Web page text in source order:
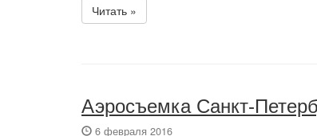
Читать »
Аэросъемка Санкт-
6 февраля 2016